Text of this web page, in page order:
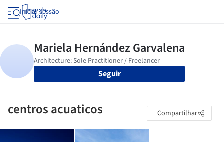
Iniciar sessão
Seguir
centros acuaticos Compartilhar